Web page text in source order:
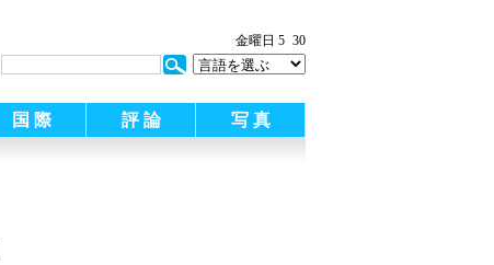
金曜日 5 30
国 際 評 論 写 真